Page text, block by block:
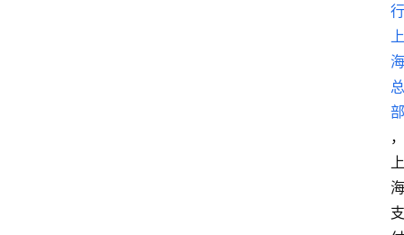
行
上
海
总
部
，
上
海
支